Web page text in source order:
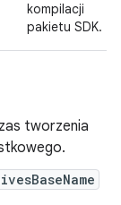
kompilacji
pakietu SDK.
tworzenia